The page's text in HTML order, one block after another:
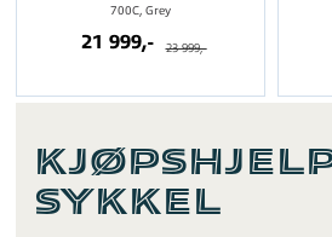
700C, Grey
21 999,- 23 999,-
Sykkel